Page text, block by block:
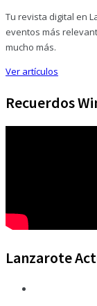
Tu revista digital en
eventos más
mucho más.
Ver artículos
Recuerdos
Lanzarote